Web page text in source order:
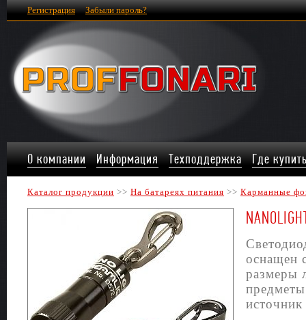
Регистрация Забыли пароль?
О компании Информация Техподдержка Где
Каталог продукции >> На батареях питания >> Карманные
оснащен
размеры
источник